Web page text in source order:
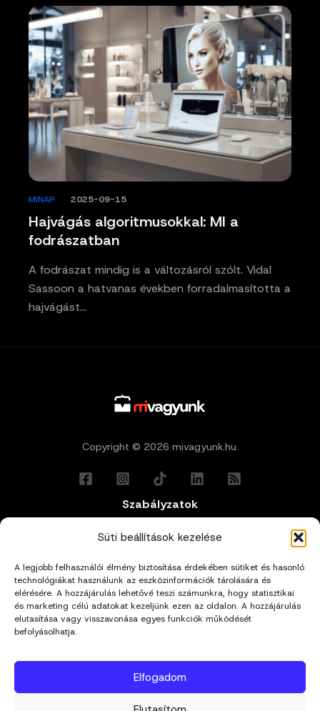
Süti beállítások kezelése
A legjobb felhasználói élmény biztosítása érdekében sütiket és hasonló
technológiákat használunk az eszközinformációk tárolására és
elérésére. A hozzájárulás lehetővé teszi számunkra, hogy statisztikai
és marketing célú adatokat kezeljünk ezen az oldalon. A hozzájárulás
elutasítása vagy visszavonása egyes funkciók működését
befolyásolhatja.
Elfogadom
Hajvágás algoritmusokkal: MI a
fodrászatban
MINAP 2025-09-15
A fodrászat mindig is a változásról szólt. Vidal
Sassoon a hatvanas években forradalmasította a
hajvágást…
Copyright © 2026 mivagyunk.hu.
Szabályzatok
Általános Felhasználási Feltételek
Adatkezelési Tájékoztató
Impresszum
Kapcsolat